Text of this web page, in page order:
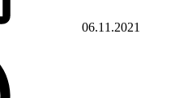
06.11.2021